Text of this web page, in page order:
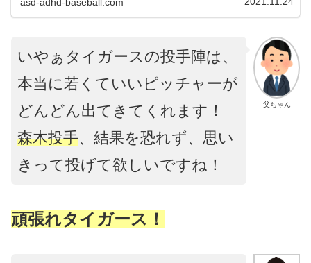
は推定です）再入札で森...
asd-adhd-baseball.com
父ちゃん
いやぁタイガースの投手陣は、
本当に若くていいピッチャーが
どんどん出てきてくれます！
森木投手、結果を恐れず、思い
きって投げて欲しいですね！
頑張れタイガース！